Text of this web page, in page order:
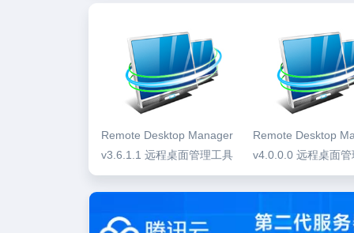
Remote Desktop Manager
v3.6.1.1 远程桌面管理工具
Remote Desktop
v4.0.0.0 远程桌面管